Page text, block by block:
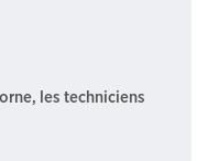
les techniciens